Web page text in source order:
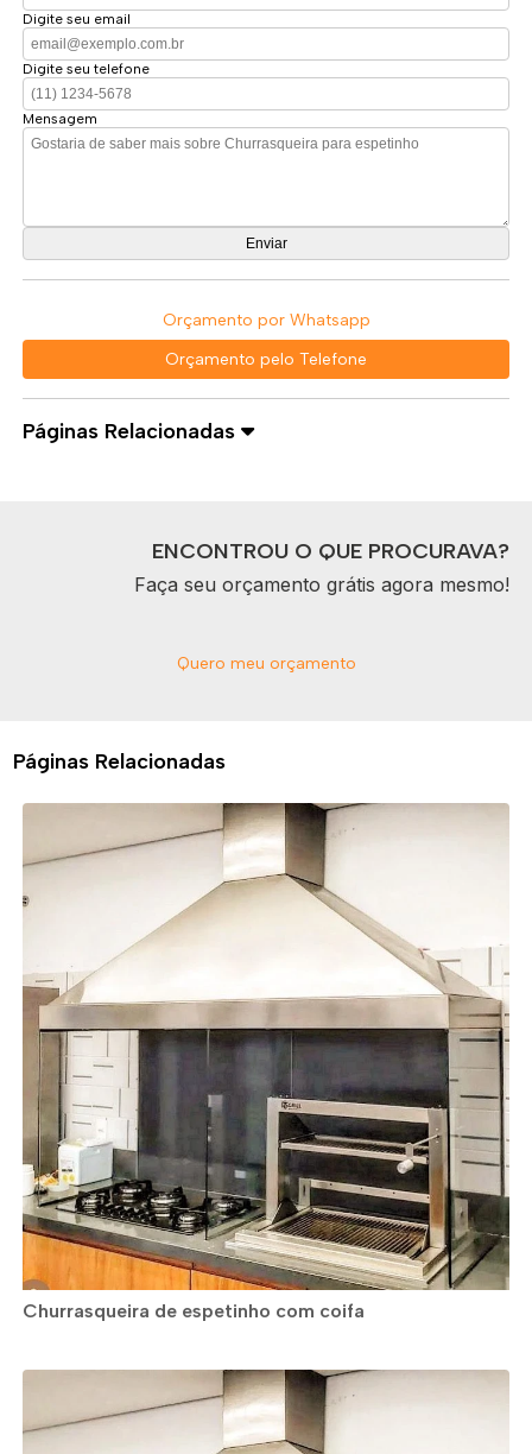
Digite seu email
Digite seu telefone
Mensagem
Orçamento por Whatsapp
Orçamento pelo Telefone
Páginas Relacionadas
ENCONTROU O QUE PROCURAVA?
Faça seu orçamento grátis agora mesmo!
Quero meu orçamento
Páginas Relacionadas
Churrasqueira de espetinho com coifa